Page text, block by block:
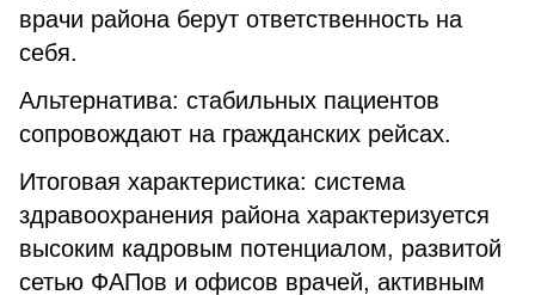
врачи района берут ответственность на
себя.
Альтернатива: стабильных пациентов
сопровождают на гражданских рейсах.
Итоговая характеристика: система
здравоохранения района характеризуется
высоким кадровым потенциалом, развитой
сетью ФАПов и офисов врачей, активным